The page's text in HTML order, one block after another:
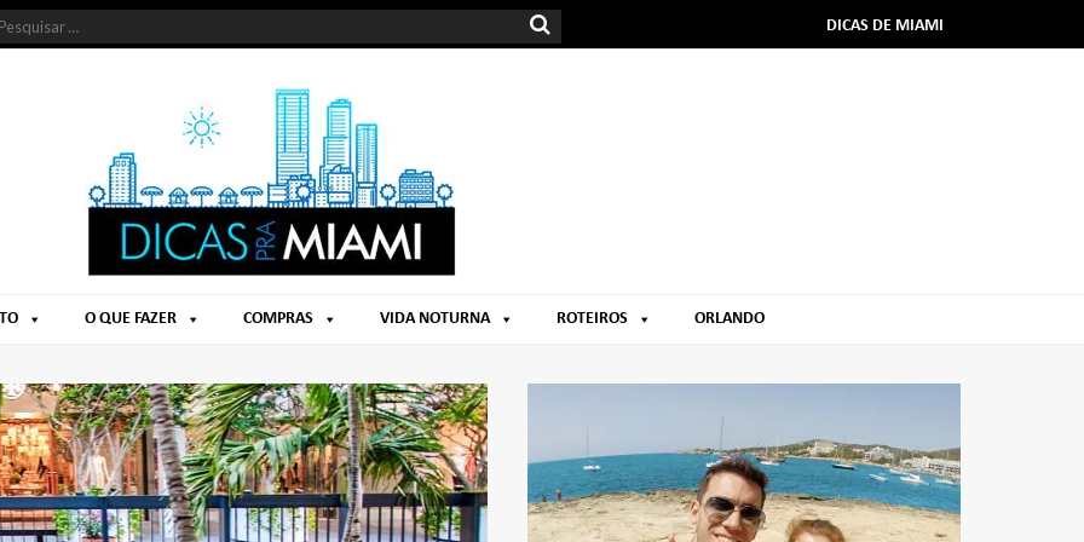
DICAS DE MIAMI
O QUE FAZER COMPRAS VIDA NOTURNA ROTEIROS ORLANDO